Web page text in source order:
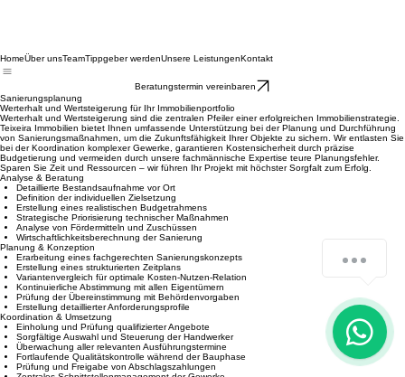
Home
Sanierungsplanung
Werterhalt und Wertsteigerung für Ihr Immobilienportfolio
Werterhalt und Wertsteigerung sind die zentralen Pfeiler einer erfolgreichen Immobilienstrategie.
Teixeira Immobilien bietet Ihnen umfassende Unterstützung bei der Planung und Durchführung
von Sanierungsmaßnahmen, um die Zukunftsfähigkeit Ihrer Objekte zu sichern. Wir entlasten Sie
bei der Koordination komplexer Gewerke, garantieren Kostensicherheit durch präzise
Budgetierung und vermeiden durch unsere fachmännische Expertise teure Planungsfehler.
Sparen Sie Zeit und Ressourcen – wir führen Ihr Projekt mit höchster Sorgfalt zum Erfolg.
Analyse & Beratung
Detaillierte Bestandsaufnahme vor Ort
Definition der individuellen Zielsetzung
Erstellung eines realistischen Budgetrahmens
Strategische Priorisierung technischer Maßnahmen
Analyse von Fördermitteln und Zuschüssen
Wirtschaftlichkeitsberechnung der Sanierung
Planung & Konzeption
Erarbeitung eines fachgerechten Sanierungskonzepts
Erstellung eines strukturierten Zeitplans
Variantenvergleich für optimale Kosten-Nutzen-Relation
Kontinuierliche Abstimmung mit allen Eigentümern
Prüfung der Übereinstimmung mit Behördenvorgaben
Erstellung detaillierter Anforderungsprofile
Koordination & Umsetzung
Einholung und Prüfung qualifizierter Angebote
Sorgfältige Auswahl und Steuerung der Handwerker
Überwachung aller relevanten Ausführungstermine
Fortlaufende Qualitätskontrolle während der Bauphase
Fragen? Schreib mir direkt auf WhatsApp